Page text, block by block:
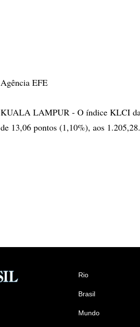
Agência EFE
KUALA LAMPUR - O índice KLCI
de 13,06 pontos (1,10%), aos 1.205,28.
Rio
Brasil
Mundo